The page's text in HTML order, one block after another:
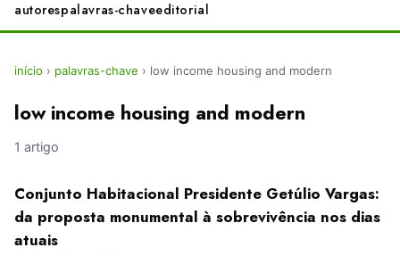
autorespalavras-chaveeditorial
início › palavras-chave › low income housing and modern
low income housing and modern
1 artigo
Conjunto Habitacional Presidente Getúlio Vargas:
da proposta monumental à sobrevivência nos dias
atuais